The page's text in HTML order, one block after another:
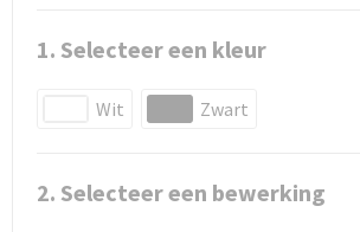
1. Selecteer een kleur
Wit Zwart
2. Selecteer een bewerking